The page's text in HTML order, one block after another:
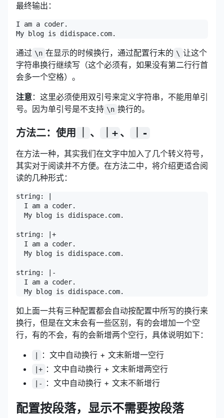
最终输出：
I am a coder.
通过 \n 在显示的时候换行，通过配置行末的 \ 让这个
字符串换行继续写（这个必须有，如果没有第二行行首
会多一个空格）。
注意：这里必须使用双引号来定义字符串，不能用单引
号。因为单引号是不支持 \n 换行的。
方法二：使用 、 ｜+ 、 ｜-
在方法一种，其实我们在文字中加入了几个转义符号，
其实对于阅读并不方便。在方法二中，将介绍更适合阅
读的几种形式：
string: |
  I am a coder.
  My blog is didispace.com.
string: |+
  I am a coder.
  My blog is didispace.com.
string: |-
  I am a coder.
如上面一共有三种配置都会自动按配置中所写的换行来
换行，但是在文末会有一些区别，有的会增加一个空
行，有的不会，有的会新增两个空行，具体说明如下：
：文中自动换行 + 文末新增一空行
|+ ：文中自动换行 + 文末新增两空行
|- ：文中自动换行 + 文末不新增行
配置按段落，显示不需要按段落